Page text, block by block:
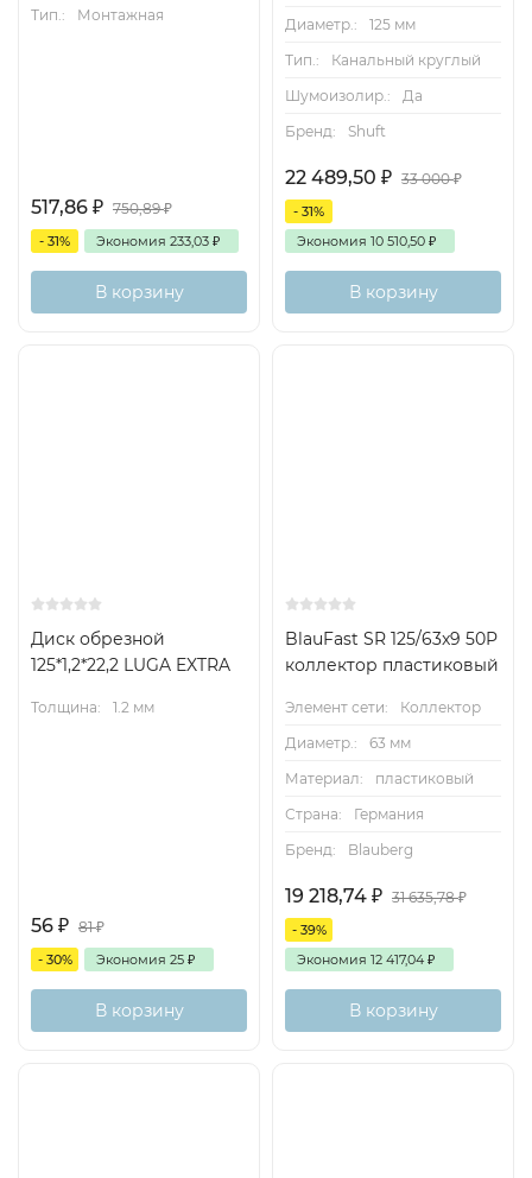
Тип.: Монтажная
517,86 ₽ 750,89₽
- 31% Экономия 233,03 ₽
В корзину
Диаметр.:
125 мм
Тип.:
Канальный круглый
Шумоизолир.:
Да
Бренд:
Shuft
22 489,50 ₽ 33 000₽
- 31%
Экономия 10 510,50 ₽
В корзину
Диск обрезной
125*1,2*22,2 LUGA EXTRA
Толщина: 1.2 мм
56 ₽ 81₽
- 30% Экономия 25 ₽
В корзину
BlauFast SR 125/63x9 50P
коллектор пластиковый
Элемент сети:
Коллектор
Диаметр.:
63 мм
Материал:
пластиковый
Страна:
Германия
Бренд:
Blauberg
19 218,74 ₽ 31 635,78₽
- 39%
Экономия 12 417,04 ₽
В корзину